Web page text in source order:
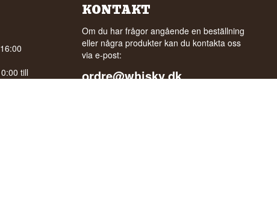
till
KONTAKT
Om du har frågor angående en beställning
eller några produkter kan du kontakta oss
via e-post:
ordre@whisky.dk